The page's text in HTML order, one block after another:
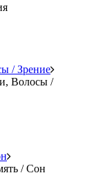
/ Зрение
Волосы /
/ Сон